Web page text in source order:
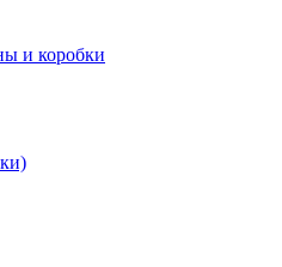
и коробки